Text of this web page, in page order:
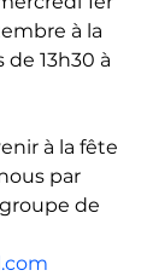
à la
de 13h30 à
à la fête
par
de